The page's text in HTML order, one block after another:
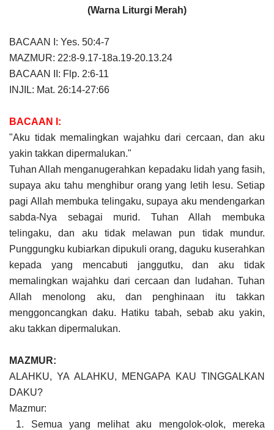
(Warna Liturgi Merah)
BACAAN I: Yes. 50:4-7
MAZMUR: 22:8-9.17-18a.19-20.13.24
BACAAN II: Flp. 2:6-11
INJIL: Mat. 26:14-27:66
BACAAN I:
"Aku tidak memalingkan wajahku dari cercaan, dan aku
yakin takkan dipermalukan."
Tuhan Allah menganugerahkan kepadaku lidah yang fasih,
supaya aku tahu menghibur orang yang letih lesu. Setiap
pagi Allah membuka telingaku, supaya aku mendengarkan
sabda-Nya sebagai murid. Tuhan Allah membuka
telingaku, dan aku tidak melawan pun tidak mundur.
Punggungku kubiarkan dipukuli orang, daguku kuserahkan
kepada yang mencabuti janggutku, dan aku tidak
memalingkan wajahku dari cercaan dan ludahan. Tuhan
Allah menolong aku, dan penghinaan itu takkan
menggoncangkan daku. Hatiku tabah, sebab aku yakin,
aku takkan dipermalukan.
MAZMUR:
ALAHKU, YA ALAHKU, MENGAPA KAU TINGGALKAN
DAKU?
Mazmur:
1. Semua yang melihat aku mengolok-olok, mereka